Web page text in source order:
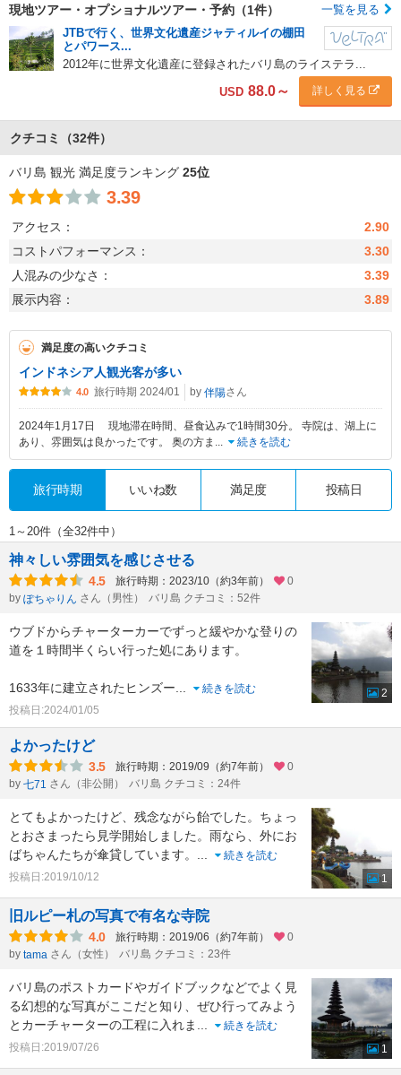
現地ツアー・ オプショナルツアー・予約（1件）
一覧を見る
JTBで行く、世界文化遺産ジャティルイの棚田
とパワース...
2012年に世界文化遺産に登録されたバリ島のライステラ...
USD 88.0～ 詳しく見る
クチコミ （32件）
バリ島 観光 満足度ランキング 25位
3.39
アクセス：
2.90
コストパフォーマンス：
3.30
人混みの少なさ：
3.39
展示内容：
3.89
満足度の高いクチコミ
インドネシア人観光客が多い
4.0 旅行時期 2024/01 by 伴陽さん
2024年1月17日 現地滞在時間、昼食込みで1時間30分。 寺院は、湖上に
あり、雰囲気は良かったです。 奥の方ま ... 続きを読む
旅行時期 いいね数 満足度 投稿日
1～20件（全32件中）
神々しい雰囲気を感じさせる
4.5 旅行時期：2023/10（約3年前）
0
by ぽちゃりん さん（男性） バリ島 クチコミ：52件
ウブドからチャーターカーでずっと緩やかな登りの
道を１時間半くらい行った処にあります。
1633年に建立されたヒンズー
続きを読む
投稿日:2024/01/05
2
よかったけど
3.5 旅行時期：2019/09（約7年前）
0
by 七71 さん（非公開） バリ島 クチコミ：24件
とてもよかったけど、残念ながら飴でした。ちょっ
とおさまったら見学開始しました。雨なら、外にお
ばちゃんたちが傘貸しています。
続きを読む
投稿日:2019/10/12
1
旧ルピー札の写真で有名な寺院
4.0 旅行時期：2019/06（約7年前）
0
by tama さん（女性） バリ島 クチコミ：23件
バリ島のポストカードやガイドブックなどでよく見
る幻想的な写真がここだと知り、ぜひ行ってみよう
とカーチャーターの工程に入れま
続きを読む
投稿日:2019/07/26
1